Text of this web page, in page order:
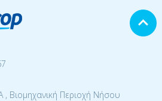
Βιομηχανική Περιοχή Νήσου